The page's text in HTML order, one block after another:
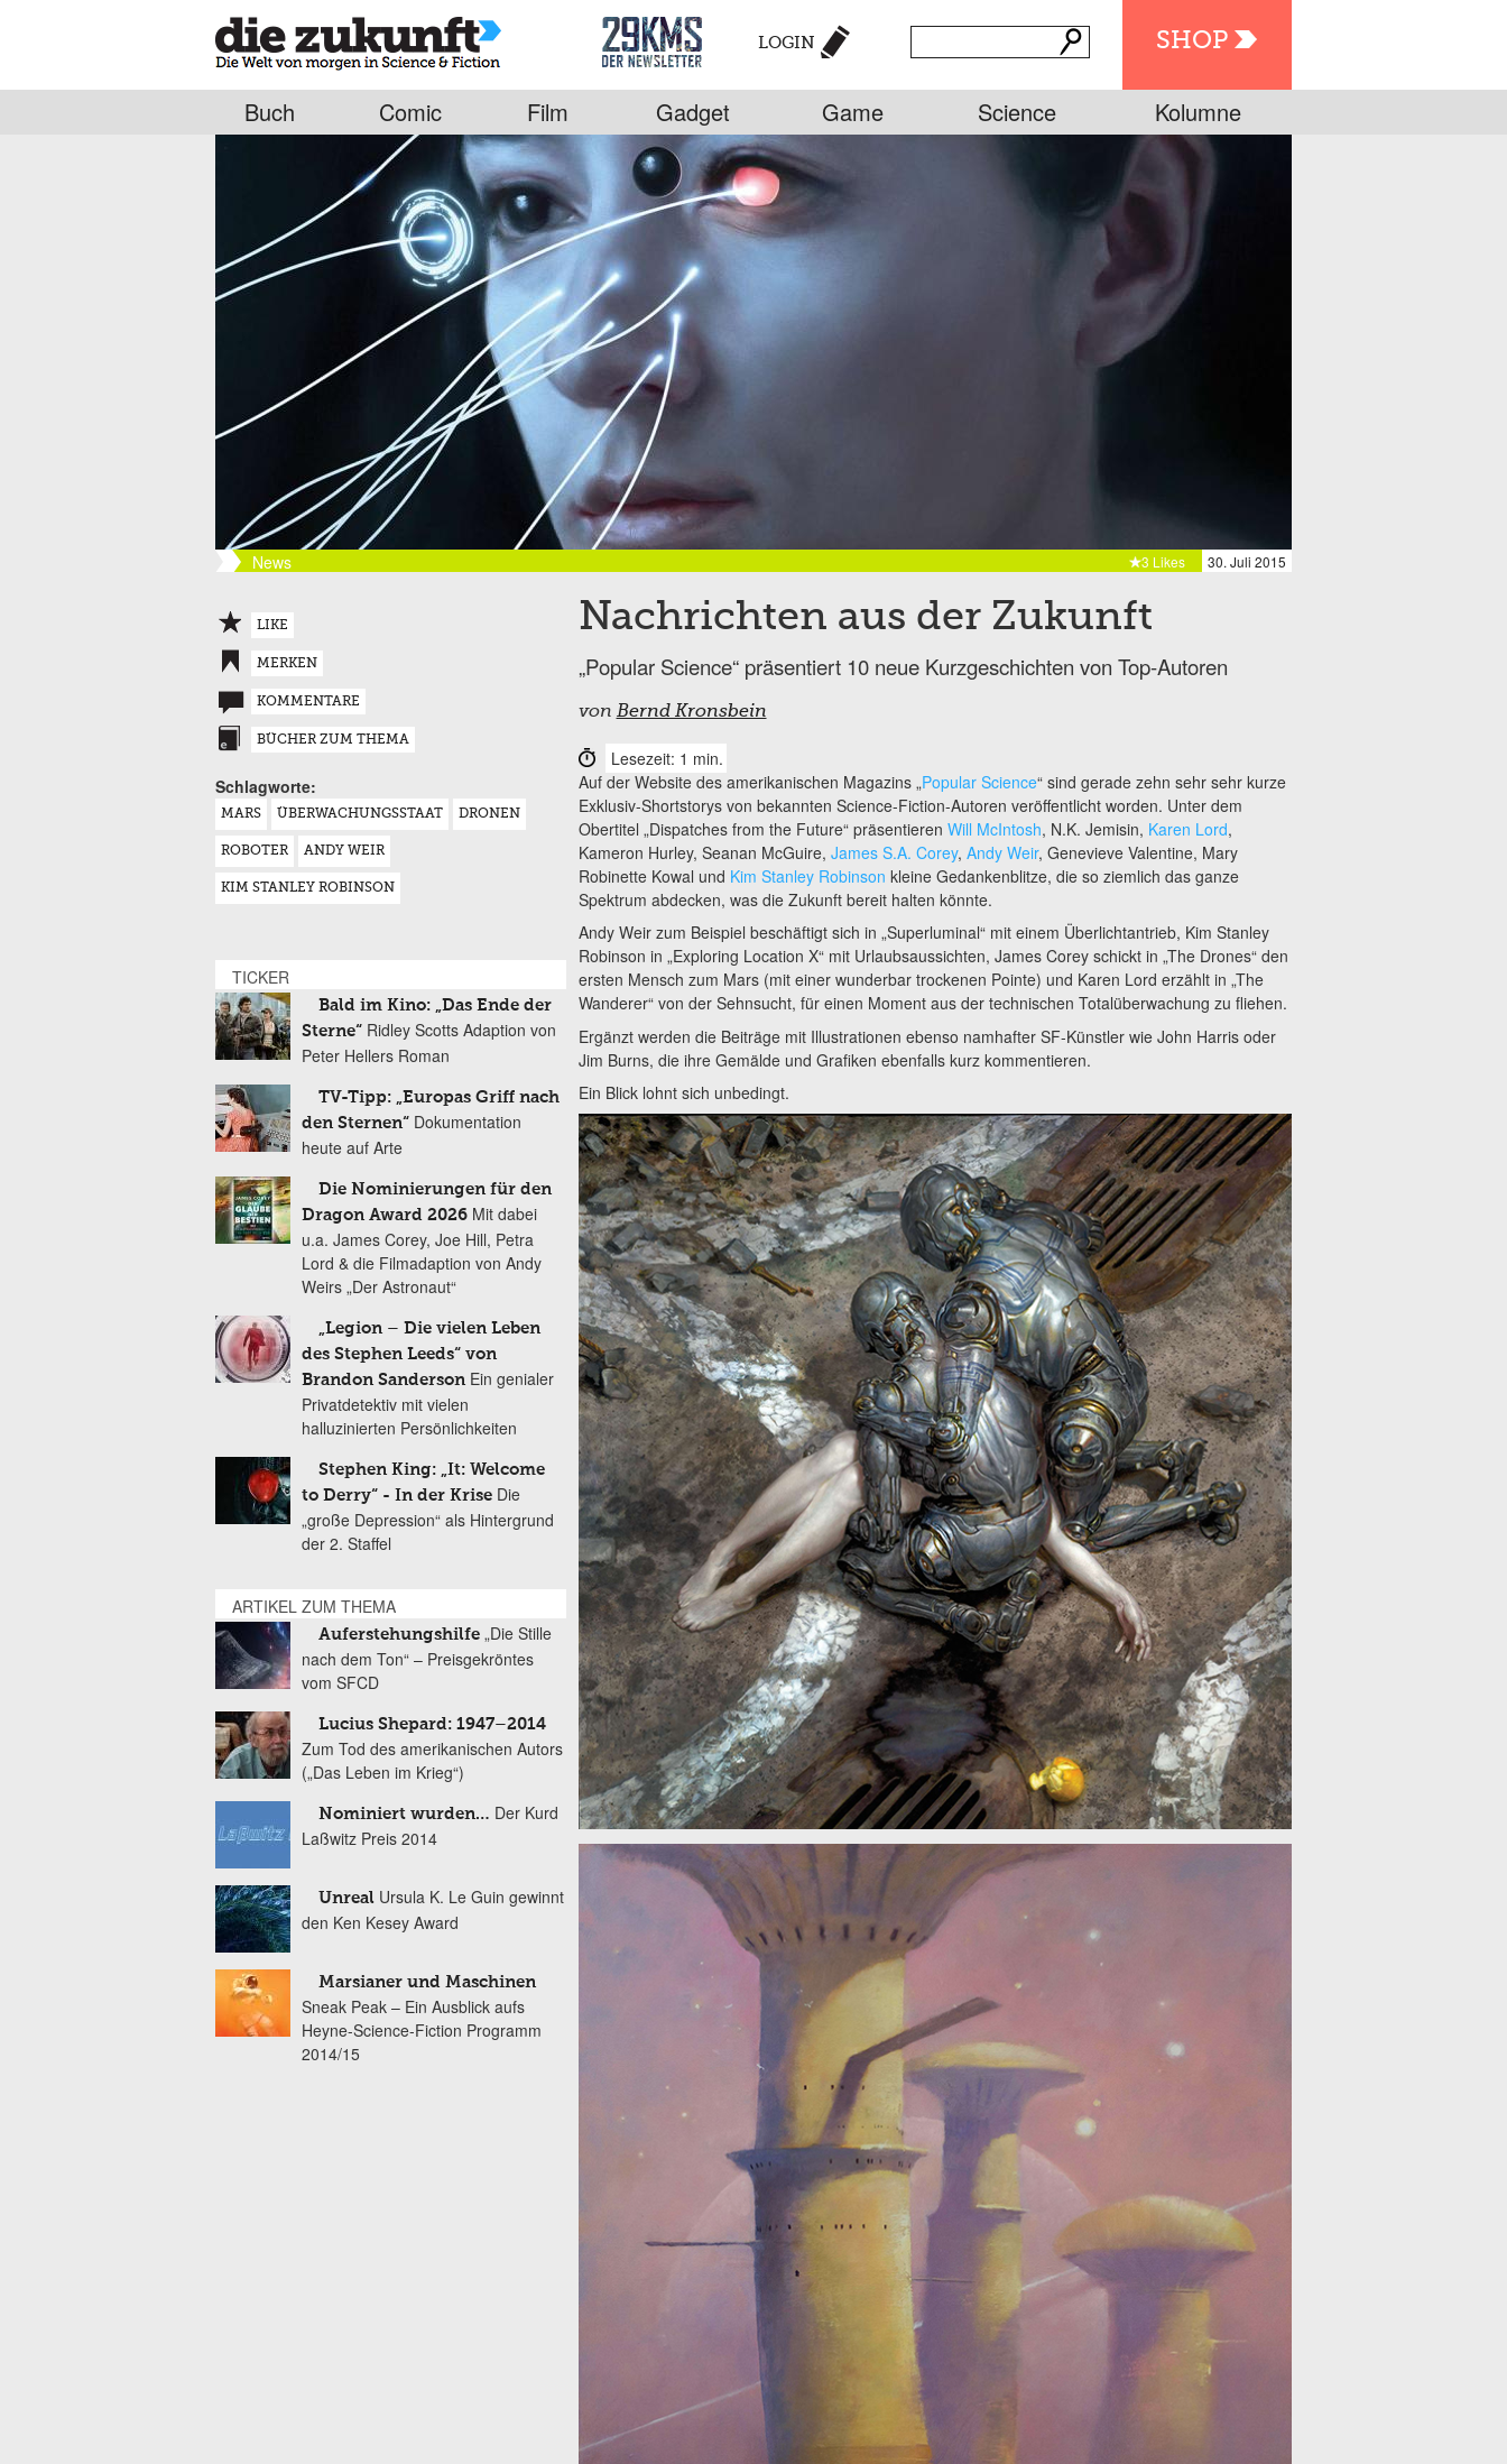
SHOP
LOGIN
Buch Comic Film Gadget Game Science Kolumne
News 30. Juli 2015
3 Likes
Nachrichten aus der Zukunft
„Popular Science“ präsentiert 10 neue Kurzgeschichten von Top-Autoren
von Bernd Kronsbein
Lesezeit: 1 min.
Auf der Website des amerikanischen Magazins „Popular Science“ sind gerade zehn sehr sehr kurze
Exklusiv-Shortstorys von bekannten Science-Fiction-Autoren veröffentlicht worden. Unter dem
Obertitel „Dispatches from the Future“ präsentieren Will McIntosh, N.K. Jemisin, Karen Lord,
Kameron Hurley, Seanan McGuire, James S.A. Corey, Andy Weir, Genevieve Valentine, Mary
Robinette Kowal und Kim Stanley Robinson kleine Gedankenblitze, die so ziemlich das ganze
Spektrum abdecken, was die Zukunft bereit halten könnte.
Andy Weir zum Beispiel beschäftigt sich in „Superluminal“ mit einem Überlichtantrieb, Kim Stanley
Robinson in „Exploring Location X“ mit Urlaubsaussichten, James Corey schickt in „The Drones“ den
ersten Mensch zum Mars (mit einer wunderbar trockenen Pointe) und Karen Lord erzählt in „The
Wanderer“ von der Sehnsucht, für einen Moment aus der technischen Totalüberwachung zu fliehen.
Ergänzt werden die Beiträge mit Illustrationen ebenso namhafter SF-Künstler wie John Harris oder
Jim Burns, die ihre Gemälde und Grafiken ebenfalls kurz kommentieren.
Ein Blick lohnt sich unbedingt.
LIKE
MERKEN
KOMMENTARE
BÜCHER ZUM THEMA
Schlagworte:
MARS ÜBERWACHUNGSSTAAT DRONEN
ROBOTER ANDY WEIR
KIM STANLEY ROBINSON
TICKER
Bald im Kino: „Das Ende der
Sterne“ Ridley Scotts Adaption von
Peter Hellers Roman
TV-Tipp: „Europas Griff nach
den Sternen“ Dokumentation
heute auf Arte
Die Nominierungen für den
Dragon Award 2026 Mit dabei
u.a. James Corey, Joe Hill, Petra
Lord & die Filmadaption von Andy
Weirs „Der Astronaut“
„Legion – Die vielen Leben
des Stephen Leeds“ von
Brandon Sanderson Ein genialer
Privatdetektiv mit vielen
halluzinierten Persönlichkeiten
Stephen King: „It: Welcome
to Derry“ - In der Krise Die
„große Depression“ als Hintergrund
der 2. Staffel
ARTIKEL ZUM THEMA
Auferstehungshilfe „Die Stille
nach dem Ton“ – Preisgekröntes
vom SFCD
Lucius Shepard: 1947–2014
Zum Tod des amerikanischen Autors
(„Das Leben im Krieg“)
Nominiert wurden… Der Kurd
Laßwitz Preis 2014
Unreal Ursula K. Le Guin gewinnt
den Ken Kesey Award
Marsianer und Maschinen
Sneak Peak – Ein Ausblick aufs
Heyne-Science-Fiction Programm
2014/15